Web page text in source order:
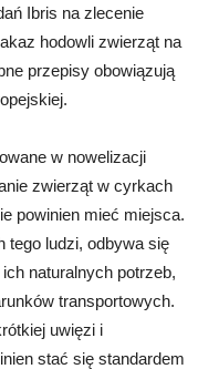
Ibris na zlecenie
hodowli zwierząt na
przepisy obowiązują
w nowelizacji
zwierząt w cyrkach
powinien mieć miejsca.
tego ludzi, odbywa się
naturalnych potrzeb,
transportowych.
uwięzi i
stać się standardem